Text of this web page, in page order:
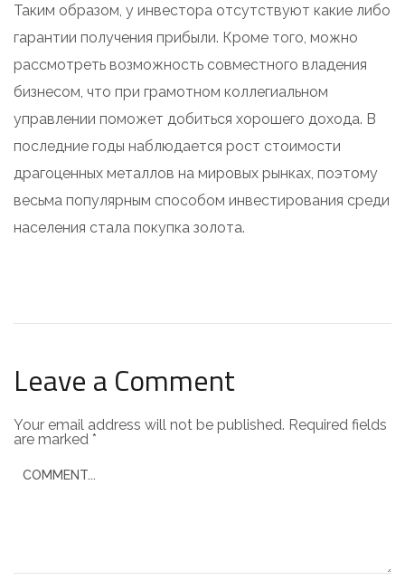
Таким образом, у инвестора отсутствуют какие либо
гарантии получения прибыли. Кроме того, можно
рассмотреть возможность совместного владения
бизнесом, что при грамотном коллегиальном
управлении поможет добиться хорошего дохода. В
последние годы наблюдается рост стоимости
драгоценных металлов на мировых рынках, поэтому
весьма популярным способом инвестирования среди
населения стала покупка золота.
Leave a Comment
Your email address will not be published. Required fields
are marked *